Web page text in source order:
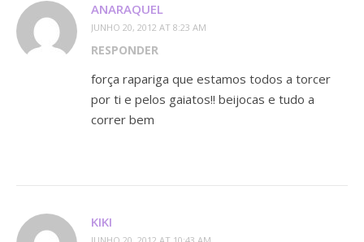
ANARAQUEL
JUNHO 20, 2012 AT 8:23 AM
RESPONDER
força rapariga que estamos todos a torcer
por ti e pelos gaiatos!! beijocas e tudo a
correr bem
KIKI